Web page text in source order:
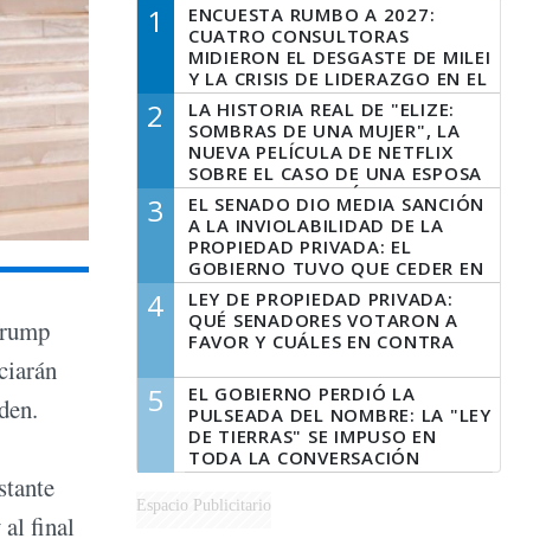
al final
1
ENCUESTA RUMBO A 2027:
CUATRO CONSULTORAS
MIDIERON EL DESGASTE DE MILEI
Y LA CRISIS DE LIDERAZGO EN EL
PERONISMO
2
LA HISTORIA REAL DE "ELIZE:
SOMBRAS DE UNA MUJER", LA
NUEVA PELÍCULA DE NETFLIX
SOBRE EL CASO DE UNA ESPOSA
QUE DESCUARTIZÓ A SU
MARIDO
3
EL SENADO DIO MEDIA SANCIÓN
A LA INVIOLABILIDAD DE LA
PROPIEDAD PRIVADA: EL
GOBIERNO TUVO QUE CEDER EN
LA LEY DEL MANEJO DEL FUEGO
4
LEY DE PROPIEDAD PRIVADA:
QUÉ SENADORES VOTARON A
FAVOR Y CUÁLES EN CONTRA
5
EL GOBIERNO PERDIÓ LA
PULSEADA DEL NOMBRE: LA "LEY
DE TIERRAS" SE IMPUSO EN
TODA LA CONVERSACIÓN
DIGITAL
Espacio Publicitario